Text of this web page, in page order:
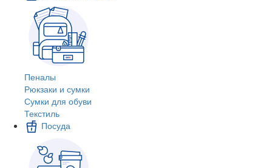
Пеналы
Рюкзаки и сумки
Сумки для обуви
Текстиль
Посуда